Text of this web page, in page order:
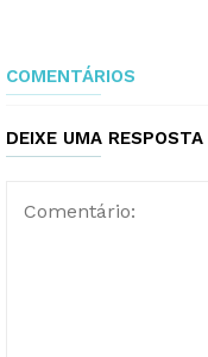
COMENTÁRIOS
DEIXE UMA RESPOSTA